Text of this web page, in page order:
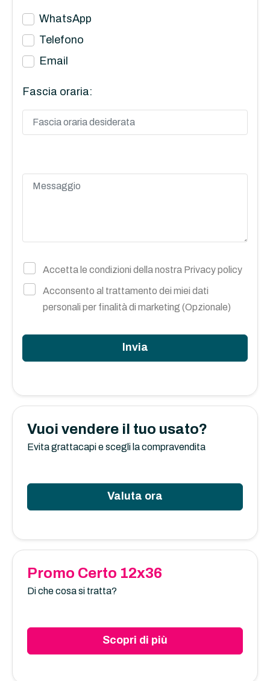
Vuoi vendere il tuo usato?
Evita grattacapi e scegli la compravendita
Valuta ora
Promo Certo 12x36
Di che cosa si tratta?
Scopri di più
WhatsApp
Telefono
Email
Fascia oraria:
Accetta le condizioni della nostra Privacy policy
Acconsento al trattamento dei miei dati
personali per finalità di marketing (Opzionale)
Invia